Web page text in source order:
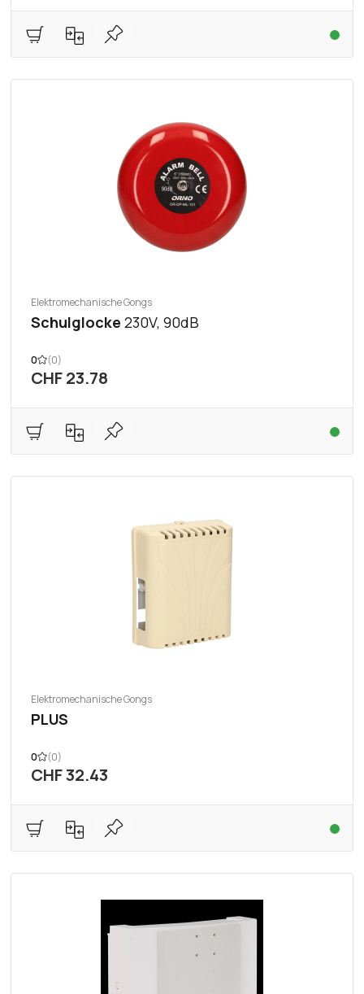
Elektromechanische Gongs
Schulglocke 230V, 90dB
0 (0)
CHF 23.78
Elektromechanische Gongs
PLUS
0 (0)
CHF 32.43